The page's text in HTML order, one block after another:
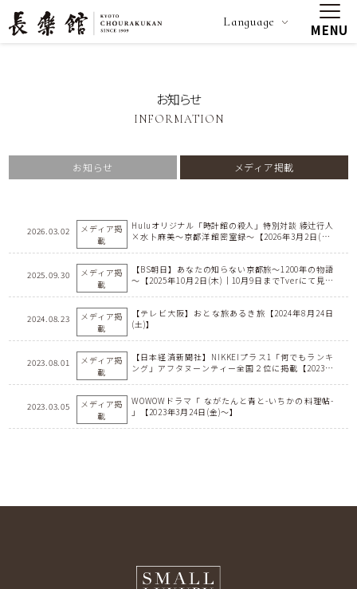
Language MENU
お知らせ
INFORMATION
お知らせ メディア掲載
2026.03.02
メディア掲
載
Huluオリジナル「時計館の殺人」特別対談 綾辻行人
×水卜麻美〜京都洋館密室録〜【2026年3月2日(月)
TVer・日テレ無料で見逃し配信】
2025.09.30
メディア掲
載
【BS朝日】あなたの知らない京都旅～1200年の物語
～【2025年10月2日(木)｜10月9日までTverにて見逃
2024.08.23
メディア掲
載
【テレビ大阪】おとな旅あるき旅【2024年8月24日
(土)】
2023.08.01
メディア掲
載
【日本経済新聞社】NIKKEIプラス1「何でもランキ
ング」アフタヌーンティー全国２位に掲載【2023年
2023.03.05
メディア掲
載
WOWOWドラマ「 ながたんと青と-いちかの料理帖-
」【2023年3月24日(金)～】